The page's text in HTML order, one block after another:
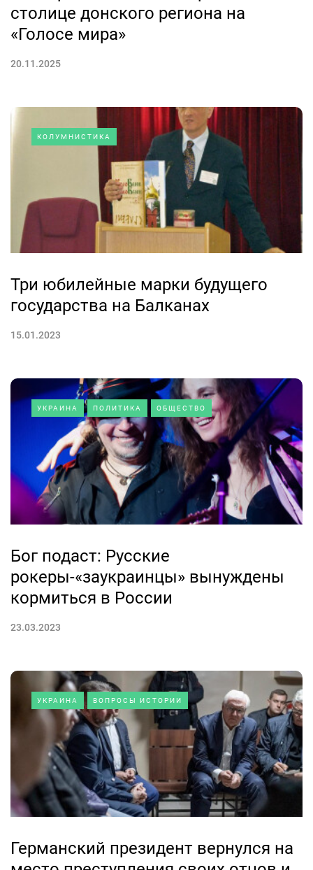
столице донского региона на
«Голосе мира»
20.11.2025
КОЛУМНИСТИКА
Три юбилейные марки будущего
государства на Балканах
15.01.2023
УКРАИНА ПОЛИТИКА ОБЩЕСТВО
Бог подаст: Русские
рокеры-«заукраинцы» вынуждены
кормиться в России
23.03.2023
УКРАИНА ВОПРОСЫ ИСТОРИИ
Германский президент вернулся на